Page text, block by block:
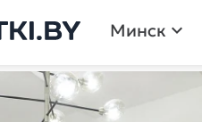
Минск expand_more